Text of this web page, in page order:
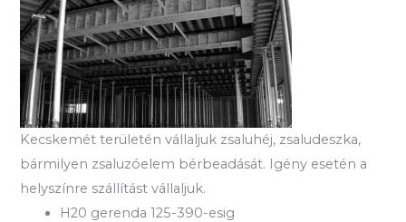
Kecskemét területén vállaljuk zsaluhéj, zsaludeszka,
bármilyen zsaluzóelem bérbeadását. Igény esetén a
helyszínre szállítást vállaljuk.
H20 gerenda 125-390-esig